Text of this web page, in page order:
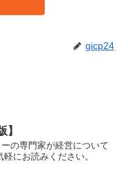
gicp24
】
の専門家が経営について
にお読みください。